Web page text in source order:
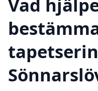
Vad